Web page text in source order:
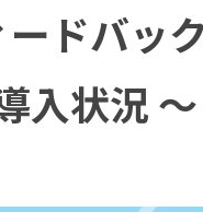
ドバッ
入状況 〜